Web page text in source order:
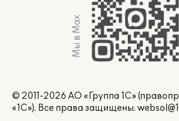
Мы в Max
© 2011-2026 АО «Группа 1С»
«1С»). Все права защищены.